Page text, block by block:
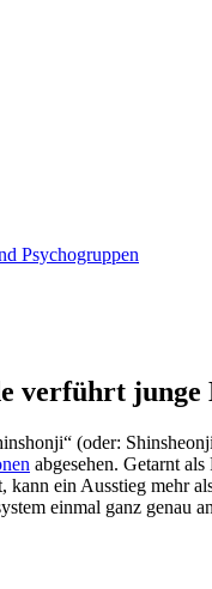
Psychogruppen
verführt junge
(oder:
abgesehen. Getarnt
ein Ausstieg mehr
einmal ganz genau